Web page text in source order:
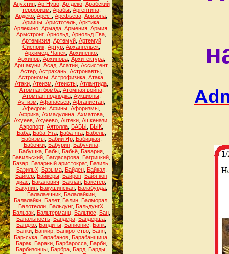
Апухтин, Ар Нуво, Ар деко, Арабский
терроризм Арабы Аргентина
Ардеко Арест, Арефьева Аризона
Арийцы, Аристотель, Арктика,
Арлекино Армада Армения Армия
Армстронг, Арнольд Арнольд Ева
Артемизия, Артемуй, Артемуй
Сисярик Артур Архангельск
Архимед. Чапек Архипенко
Архипов, Архипова, Архитектура,
Аршакуни, Асад, Асатий, Ассистент,
Астер Астрахань Астронавты
Астрономы, Астрофизика, Атака,
Атаки, Атеизм Атеисты, Атлантида,
Атомная бомба, Атомная война,
Атомная подлодка, Аукционы,
Аутизм Афанасьев, Афганистан,
Афедрон Афины Афоризмы
Африка, Ахмадулина, Ахматова,
Ахуеев Ахуеево Ацтеки Ашкенази
Аэропорт, Аятолла БАБЫ БЫК
Баба, Баба-Яга, Баба-яга, Бабель,
Бабизмы, Бабий Яр, Бабицкая,
Бабочки, Бабурин, Бабучина,
Бабушка, Бабы, Бабьё, Бавария,
Бавильский Багдасарова Багрицкий
Базар Базарный аристократ, Базиль
БазильХ, Базыма, Байден, Байкал,
Байкер Байкеры Байрон Байя кон
диас
Бакалович Баклан Бакстер
Бакунин Бакушинская Балабурда
Балалаечник, Балалайкин,
Балалайкн Балет, Балин Балморал
Балотелли, Бальдунг, БальдунгХ,
Бальзак, Бальтерманц, Бальтюс Бан,
Банальность Бандера Бандерша
Банджо Бандиты Банионис Банк
Банки Банкир Банкротство Баня
Бар-сука Барабанов Барабанщица
Барак, Бараки, Барбаросса, Барби,
Барбизонцы Барбра Бард Барды